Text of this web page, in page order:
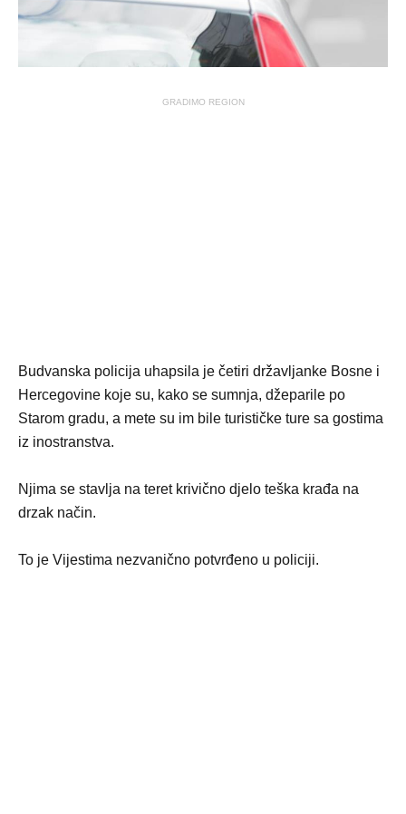
GRADIMO REGION
​Budvanska policija uhapsila je četiri državljanke Bosne i
Hercegovine koje su, kako se sumnja, džeparile po
Starom gradu, a mete su im bile turističke ture sa gostima
iz inostranstva.
Njima se stavlja na teret krivično djelo teška krađa na
drzak način.
To je Vijestima nezvanično potvrđeno u policiji.